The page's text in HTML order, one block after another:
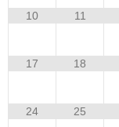
10 11
17 18
24 25